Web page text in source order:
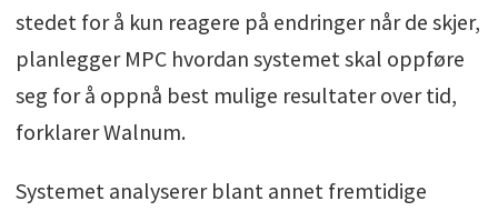
stedet for å kun reagere på endringer når de skjer,
planlegger MPC hvordan systemet skal oppføre
seg for å oppnå best mulige resultater over tid,
forklarer Walnum.
Systemet analyserer blant annet fremtidige